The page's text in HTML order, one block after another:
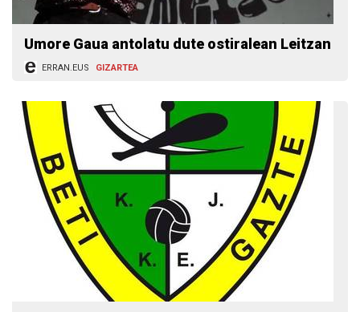
Umore Gaua antolatu dute ostiralean Leitzan
ERRAN.EUS GIZARTEA